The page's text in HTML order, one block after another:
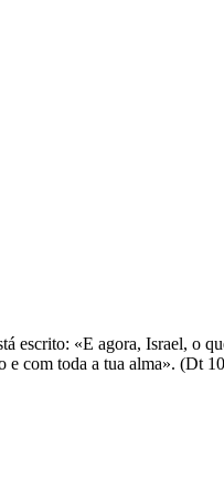
escrito: «E agora, Israel, o
com toda a tua alma». (Dt